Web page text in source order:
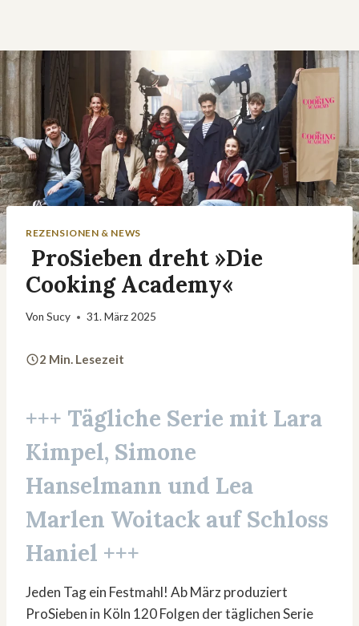
REZENSIONEN & NEWS
ProSieben dreht »Die
Cooking Academy«
Von Sucy 31. März 2025
2 Min. Lesezeit
+++ Tägliche Serie mit Lara
Kimpel, Simone
Hanselmann und Lea
Marlen Woitack auf Schloss
Haniel +++
Jeden Tag ein Festmahl! Ab März produziert
ProSieben in Köln 120 Folgen der täglichen Serie